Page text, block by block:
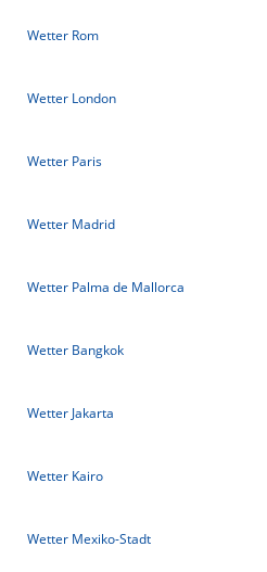
Wetter Rom
Wetter London
Wetter Paris
Wetter Madrid
Wetter Palma de Mallorca
Wetter Bangkok
Wetter Jakarta
Wetter Kairo
Wetter Mexiko-Stadt